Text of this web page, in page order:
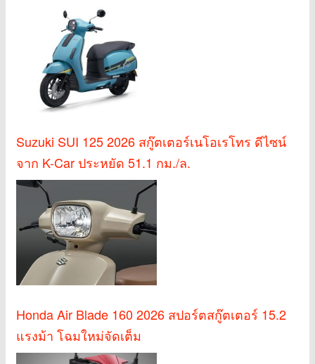
Suzuki SUI 125 2026 สกู๊ตเตอร์เนโอเรโทร ดีไซน์
จาก K-Car ประหยัด 51.1 กม./ล.
Honda Air Blade 160 2026 สปอร์ตสกู๊ตเตอร์ 15.2
แรงม้า โฉมใหม่จัดเต็ม